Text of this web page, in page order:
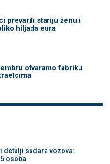
prevarili stariju ženu i
hiljada eura
otvaramo fabriku
detalji sudara vozova:
osoba